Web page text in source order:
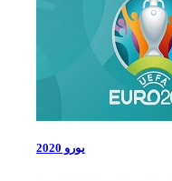
يورو 2020